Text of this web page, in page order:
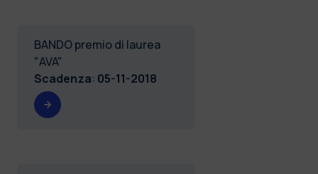
BANDO premio di laurea
"AVA"
Scadenza: 05-11-2018